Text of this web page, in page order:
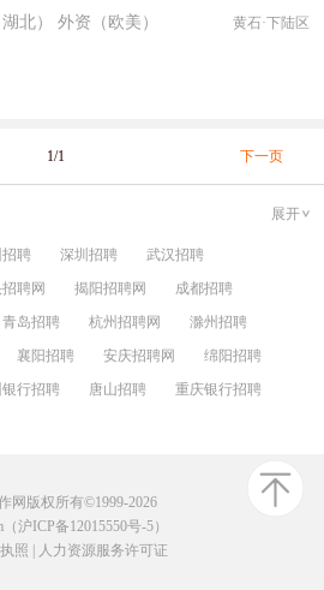
北） 外资（欧美） 黄石·下陆区
1/1 下一页
展开
招聘 深圳招聘
武汉招聘
聘网 揭阳招聘网
成都招聘
青岛招聘 杭州招聘网
滁州招聘
襄阳招聘 安庆招聘网
绵阳招聘
行招聘 唐山招聘
重庆银行招聘
网版权所有©1999-2026
沪ICP备12015550号-5）
照
人力资源服务许可证